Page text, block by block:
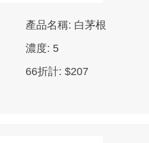
產品名稱: 白茅根
濃度: 5
66折計: $207